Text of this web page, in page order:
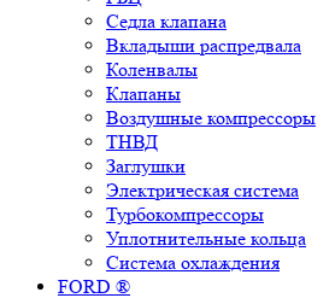
Седла клапана
Вкладыши распредвала
Коленвалы
Клапаны
Воздушные компрессоры
ТНВД
Заглушки
Электрическая система
Турбокомпрессоры
Уплотнительные кольца
Система охлаждения
FORD ®